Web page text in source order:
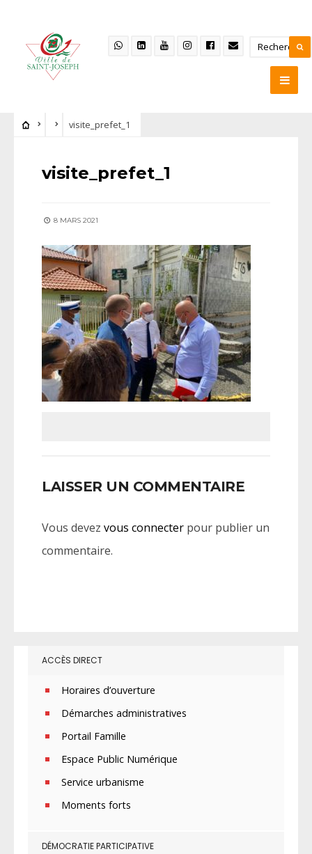
visite_prefet_1
visite_prefet_1
8 MARS 2021
LAISSER UN COMMENTAIRE
Vous devez vous connecter pour publier un
commentaire.
ACCÈS DIRECT
Horaires d’ouverture
Démarches administratives
Portail Famille
Espace Public Numérique
Service urbanisme
Moments forts
DÉMOCRATIE PARTICIPATIVE